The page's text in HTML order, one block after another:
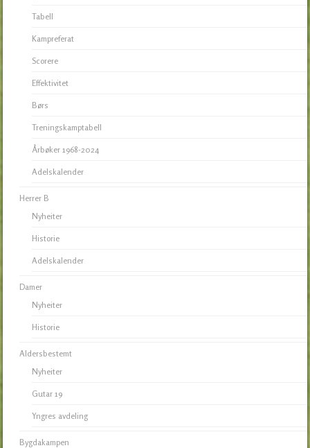
Tabell
Kampreferat
Scorere
Effektivitet
Børs
Treningskamptabell
Årbøker 1968-2024
Adelskalender
Herrer B
Nyheiter
Historie
Adelskalender
Damer
Nyheiter
Historie
Aldersbestemt
Nyheiter
Gutar 19
Yngres avdeling
Bygdakampen